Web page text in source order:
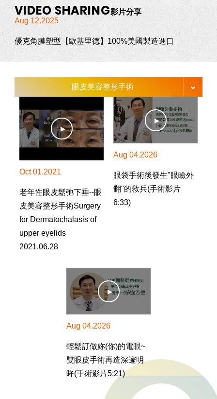
VIDEO SHARING影片分享
Aug 12.2025
優克角膜塑型【歐基里德】100%美國製造進口
眼皮美容整形手術
Oct 01.2021
老年性眼皮鬆弛下垂--眼
皮美容整形手術Surgery
for Dermatochalasis of
upper eyelids
2021.06.28
Aug 04.2026
眼袋手術後發生"眼瞼外
翻"的救兵(手術影片
6:33)
Aug 04.2026
輕鬆訂做妳(你)的電眼~
雙眼皮手術再造深邃明
眸(手術影片5:21)